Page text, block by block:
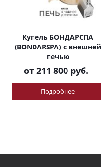
Купель БОНДАРСПА
(BONDARSPA) с внешней
печью
от 211 800 руб.
Подробнее